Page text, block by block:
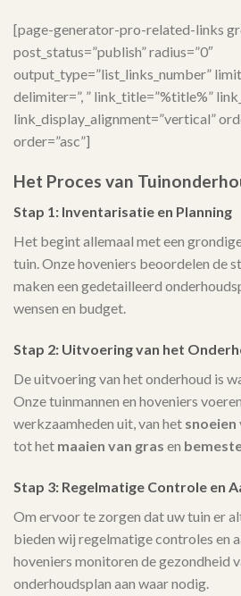
[page-generator-pro-related-links
post_status=”publish” radius=”0″
output_type=”list_links_number”
delimiter=”, ” link_title=”%title%”
link_display_alignment=”vertical”
order=”asc”]
Het Proces van
Stap 1: Inventarisatie en Planning
Het begint allemaal met een
tuin. Onze hoveniers beoordelen de
maken een gedetailleerd
wensen en budget.
Stap 2: Uitvoering van het
De uitvoering van het onderhoud is
Onze tuinmannen en hoveniers
werkzaamheden uit, van het snoeien
tot het maaien van gras en
Stap 3: Regelmatige Controle en
Om ervoor te zorgen dat uw tuin er
bieden wij regelmatige controles en
hoveniers monitoren de gezondheid
onderhoudsplan aan waar nodig.